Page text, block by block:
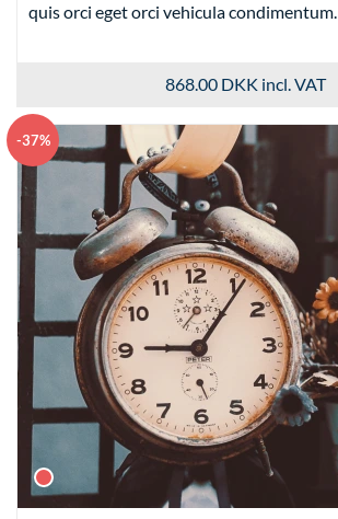
quis orci eget orci vehicula condimentum.
868.00 DKK incl. VAT
-37%